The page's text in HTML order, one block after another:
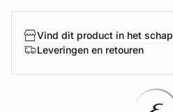
Vind dit product in het schap
Leveringen en retouren